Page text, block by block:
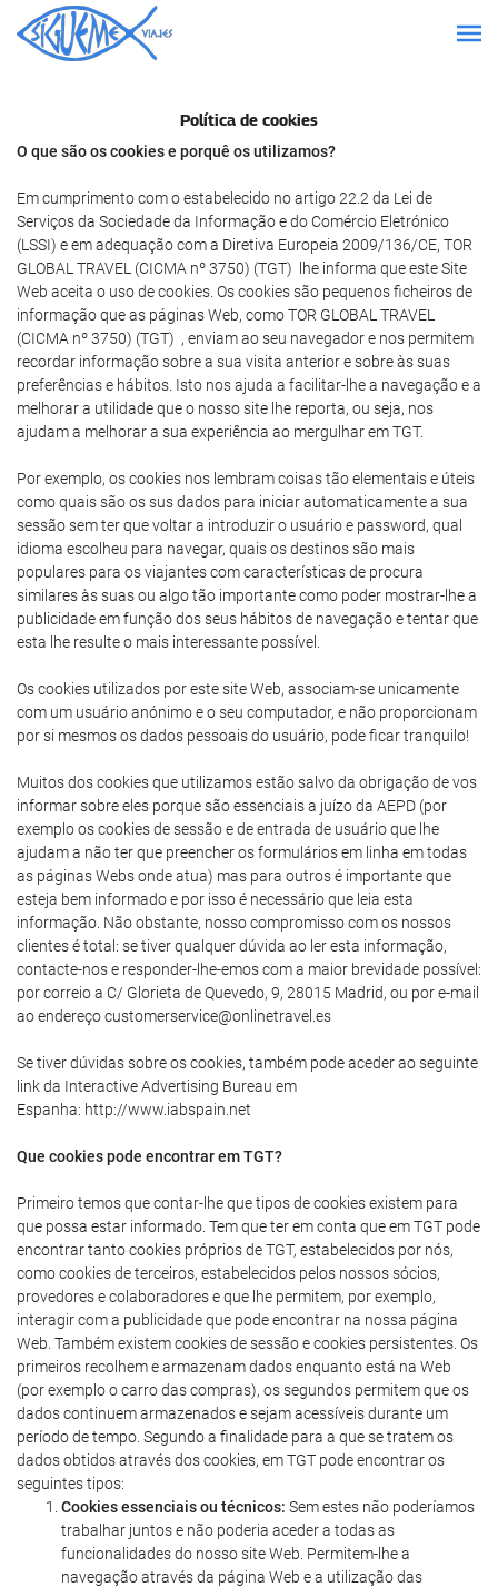
Política de cookies
O que são os cookies e porquê os utilizamos?
Em cumprimento com o estabelecido no artigo 22.2 da Lei de
Serviços da Sociedade da Informação e do Comércio Eletrónico
(LSSI) e em adequação com a Diretiva Europeia 2009/136/CE, TOR
GLOBAL TRAVEL (CICMA nº 3750) (TGT) lhe informa que este Site
Web aceita o uso de cookies. Os cookies são pequenos ficheiros de
informação que as páginas Web, como TOR GLOBAL TRAVEL
(CICMA nº 3750) (TGT) , enviam ao seu navegador e nos permitem
recordar informação sobre a sua visita anterior e sobre às suas
preferências e hábitos. Isto nos ajuda a facilitar-lhe a navegação e a
melhorar a utilidade que o nosso site lhe reporta, ou seja, nos
ajudam a melhorar a sua experiência ao mergulhar em TGT.
Por exemplo, os cookies nos lembram coisas tão elementais e úteis
como quais são os sus dados para iniciar automaticamente a sua
sessão sem ter que voltar a introduzir o usuário e password, qual
idioma escolheu para navegar, quais os destinos são mais
populares para os viajantes com características de procura
similares às suas ou algo tão importante como poder mostrar-lhe a
publicidade em função dos seus hábitos de navegação e tentar que
esta lhe resulte o mais interessante possível.
Os cookies utilizados por este site Web, associam-se unicamente
com um usuário anónimo e o seu computador, e não proporcionam
por si mesmos os dados pessoais do usuário, pode ficar tranquilo!
Muitos dos cookies que utilizamos estão salvo da obrigação de vos
informar sobre eles porque são essenciais a juízo da AEPD (por
exemplo os cookies de sessão e de entrada de usuário que lhe
ajudam a não ter que preencher os formulários em linha em todas
as páginas Webs onde atua) mas para outros é importante que
esteja bem informado e por isso é necessário que leia esta
informação. Não obstante, nosso compromisso com os nossos
clientes é total: se tiver qualquer dúvida ao ler esta informação,
contacte-nos e responder-lhe-emos com a maior brevidade possível:
por correio a C/ Glorieta de Quevedo, 9, 28015 Madrid, ou por e-mail
ao endereço customerservice@onlinetravel.es
Se tiver dúvidas sobre os cookies, também pode aceder ao seguinte
link da Interactive Advertising Bureau em
Espanha: http://www.iabspain.net
Que cookies pode encontrar em TGT?
Primeiro temos que contar-lhe que tipos de cookies existem para
que possa estar informado. Tem que ter em conta que em TGT pode
encontrar tanto cookies próprios de TGT, estabelecidos por nós,
como cookies de terceiros, estabelecidos pelos nossos sócios,
provedores e colaboradores e que lhe permitem, por exemplo,
interagir com a publicidade que pode encontrar na nossa página
Web. Também existem cookies de sessão e cookies persistentes. Os
primeiros recolhem e armazenam dados enquanto está na Web
(por exemplo o carro das compras), os segundos permitem que os
dados continuem armazenados e sejam acessíveis durante um
período de tempo. Segundo a finalidade para a que se tratem os
dados obtidos através dos cookies, em TGT pode encontrar os
seguintes tipos:
Cookies essenciais ou técnicos: Sem estes não poderíamos
trabalhar juntos e não poderia aceder a todas as
funcionalidades do nosso site Web. Permitem-lhe a
navegação através da página Web e a utilização das